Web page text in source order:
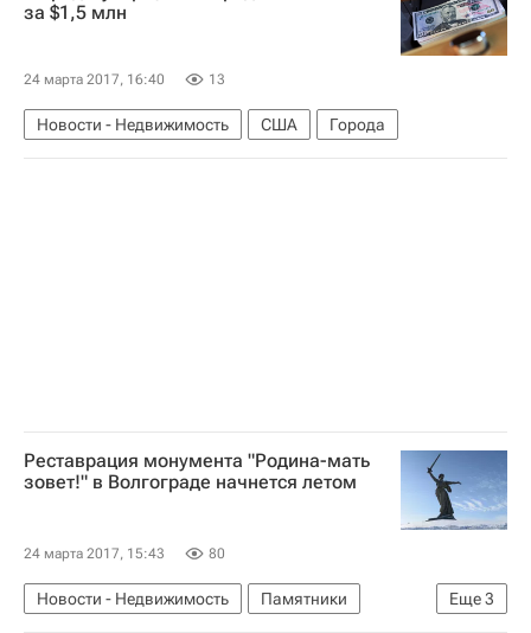
за $1,5 млн
24 марта 2017, 16:40 13
Новости - Недвижимость США Города
Реставрация монумента "Родина-мать
зовет!" в Волгограде начнется летом
24 марта 2017, 15:43 80
Еще3
Новости - Недвижимость
Памятники